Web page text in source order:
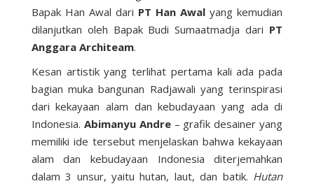
Bapak Han Awal dari PT Han Awal yang kemudian
dilanjutkan oleh Bapak Budi Sumaatmadja dari PT
Anggara Architeam.
Kesan artistik yang terlihat pertama kali ada pada
bagian muka bangunan Radjawali yang terinspirasi
dari kekayaan alam dan kebudayaan yang ada di
Indonesia. Abimanyu Andre– grafik desainer yang
memiliki ide tersebut menjelaskan bahwa kekayaan
alam dan kebudayaan Indonesia diterjemahkan
dalam 3 unsur, yaitu hutan, laut, dan batik. Hutan